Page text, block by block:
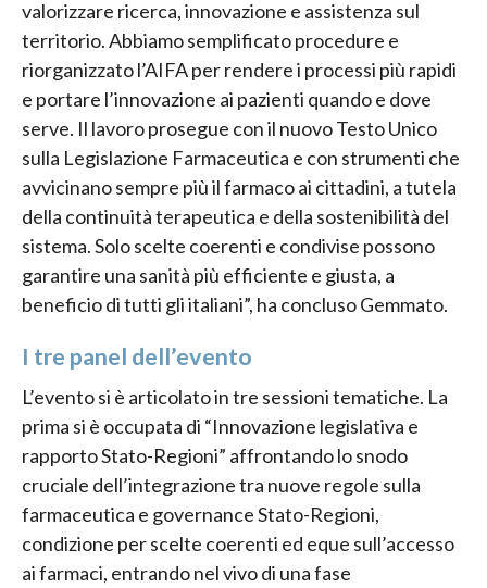
valorizzare ricerca, innovazione e assistenza sul
territorio. Abbiamo semplificato procedure e
riorganizzato l’AIFA per rendere i processi più rapidi
e portare l’innovazione ai pazienti quando e dove
serve. Il lavoro prosegue con il nuovo Testo Unico
sulla Legislazione Farmaceutica e con strumenti che
avvicinano sempre più il farmaco ai cittadini, a tutela
della continuità terapeutica e della sostenibilità del
sistema. Solo scelte coerenti e condivise possono
garantire una sanità più efficiente e giusta, a
beneficio di tutti gli italiani”, ha concluso Gemmato.
I tre panel dell’evento
L’evento si è articolato in tre sessioni tematiche. La
prima si è occupata di “Innovazione legislativa e
rapporto Stato-Regioni” affrontando lo snodo
cruciale dell’integrazione tra nuove regole sulla
farmaceutica e governance Stato-Regioni,
condizione per scelte coerenti ed eque sull’accesso
ai farmaci, entrando nel vivo di una fase